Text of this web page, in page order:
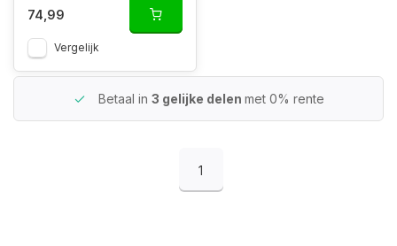
74,99
Vergelijk
Betaal in 3 gelijke delen met 0% rente
1